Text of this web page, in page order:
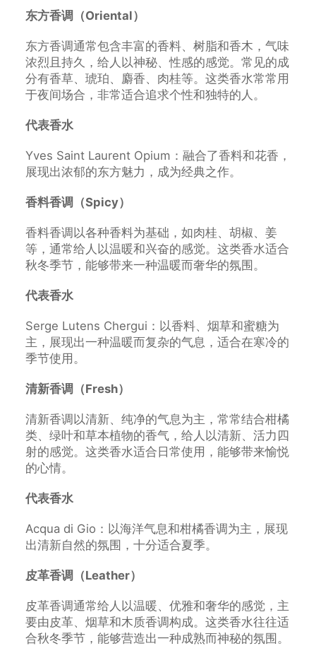
东方香调（Oriental）
东方香调通常包含丰富的香料、树脂和香木，气味
浓烈且持久，给人以神秘、性感的感觉。常见的成
分有香草、琥珀、麝香、肉桂等。这类香水常常用
于夜间场合，非常适合追求个性和独特的人。
代表香水
Yves Saint Laurent Opium：融合了香料和花香，
展现出浓郁的东方魅力，成为经典之作。
香料香调（Spicy）
香料香调以各种香料为基础，如肉桂、胡椒、姜
等，通常给人以温暖和兴奋的感觉。这类香水适合
秋冬季节，能够带来一种温暖而奢华的氛围。
代表香水
Serge Lutens Chergui：以香料、烟草和蜜糖为
主，展现出一种温暖而复杂的气息，适合在寒冷的
季节使用。
清新香调（Fresh）
清新香调以清新、纯净的气息为主，常常结合柑橘
类、绿叶和草本植物的香气，给人以清新、活力四
射的感觉。这类香水适合日常使用，能够带来愉悦
的心情。
代表香水
Acqua di Gio：以海洋气息和柑橘香调为主，展现
出清新自然的氛围，十分适合夏季。
皮革香调（Leather）
皮革香调通常给人以温暖、优雅和奢华的感觉，主
要由皮革、烟草和木质香调构成。这类香水往往适
合秋冬季节，能够营造出一种成熟而神秘的氛围。